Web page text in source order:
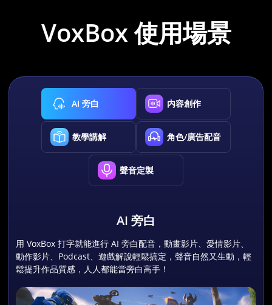
VoxBox 使用場景
AI 旁白 内容創作
教學講解 角色/廣告配音
聲音定製
AI 旁白
用 VoxBox 打字就能進行 AI 旁白配音，動畫影片、愛情影片、
動作影片、Podcast、遊戲解說輕鬆搞定，聲音自然又生動，輕
鬆提升作品質感，人人都能當旁白高手！